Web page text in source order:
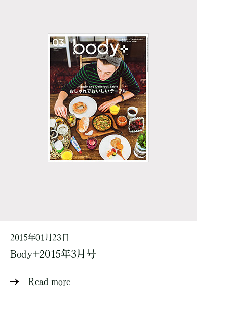
2015年01月23日
Body+2015年3月号
Read more